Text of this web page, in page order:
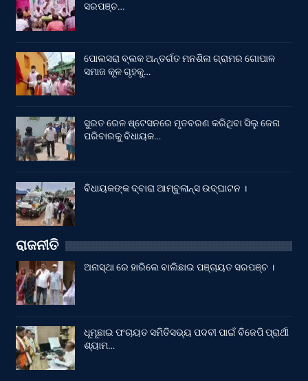
ସରପଞ୍ଚ…
ପୋଲସରା ବ୍ଲକ ଅନ୍ତର୍ଗତ ମନଶିଳା ଗ୍ରାମର ଗୋପାଳ
ସମାଜ କୂଳ ଗୃହକୁ…
ସୁରତ ରେଳ ଷ୍ଟେସନରେ ମୃତବରଣ କରିଥିବା ସିଲୁ ଜେନା
ପରିବାରକୁ ବିଧାୟକ…
ବିଧାୟକଙ୍କ ଦ୍ବାରା ଆମ୍ବୁଲାନ୍ସ ଉଦ୍‌ଘାଟନ ।
ରାଜନୀତି
ଅନାସ୍ଥା ରେ ହାରିଲେ ବାଲିଛାଇ ପଞ୍ଚାୟତ ସରପଞ୍ଚ ।
ଧୂମୂଛାଇ ପଂଚାୟତ ସମିତିସଭ୍ୟ ପଦବୀ ପାଇଁ ବିଜେପି ପ୍ରାର୍ଥୀ
ଶ୍ୟାମ…